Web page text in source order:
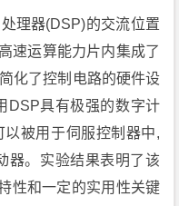
理器(DSP)的交流位置
速运算能力片内集成了
化了控制电路的硬件设
DSP具有极强的数字计
被用于伺服控制器中,
器。实验结果表明了该
性和一定的实用性关键